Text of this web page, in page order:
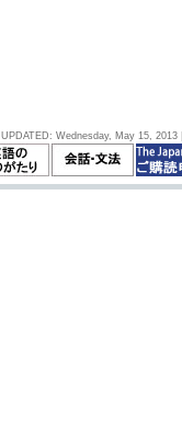
| UPDATED: Wednesday, May 15, 2013 |